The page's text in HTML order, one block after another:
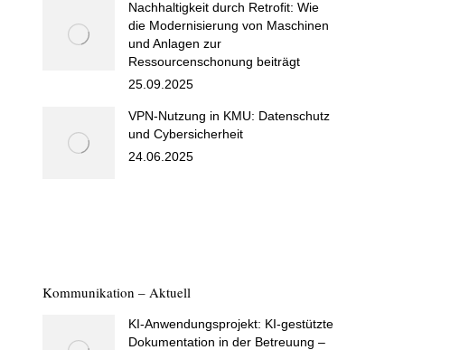
Nachhaltigkeit durch Retrofit: Wie
die Modernisierung von Maschinen
und Anlagen zur
Ressourcenschonung beiträgt
25.09.2025
VPN-Nutzung in KMU: Datenschutz
und Cybersicherheit
24.06.2025
Kommunikation – Aktuell
KI-Anwendungsprojekt: KI-gestützte
Dokumentation in der Betreuung –